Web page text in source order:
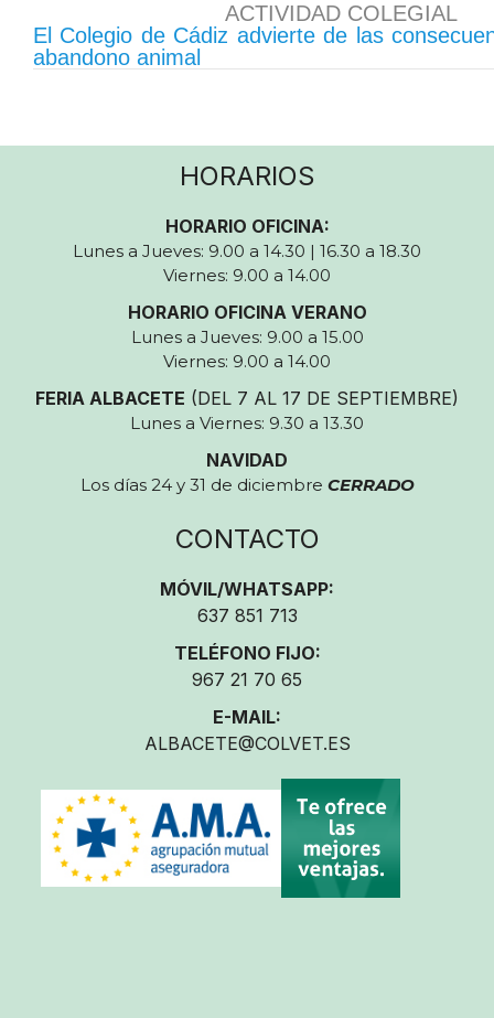
ACTIVIDAD COLEGIAL
El Colegio de Cádiz advierte de las
abandono animal
HORARIOS
HORARIO OFICINA:
Lunes a Jueves: 9.00 a 14.30 | 16.30 a 18.30
Viernes: 9.00 a 14.00
HORARIO OFICINA VERANO
Lunes a Jueves: 9.00 a 15.00
Viernes: 9.00 a 14.00
FERIA ALBACETE (DEL 7 AL 17 DE SEPTIEMBRE)
Lunes a Viernes: 9.30 a 13.30
NAVIDAD
Los días 24 y 31 de diciembre CERRADO
CONTACTO
MÓVIL/WHATSAPP:
637 851 713
TELÉFONO FIJO:
967 21 70 65
E-MAIL:
ALBACETE@COLVET.ES